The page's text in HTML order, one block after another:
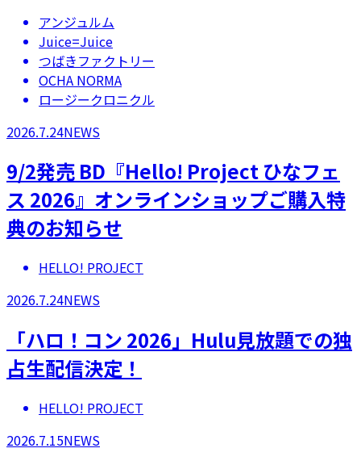
アンジュルム
Juice=Juice
つばきファクトリー
OCHA NORMA
ロージークロニクル
2026.7.24NEWS
9/2発売 BD『Hello! Project ひなフェ
ス 2026』オンラインショップご購入特
典のお知らせ
HELLO! PROJECT
2026.7.24NEWS
「ハロ！コン 2026」Hulu見放題での独
占生配信決定！
HELLO! PROJECT
2026.7.15NEWS